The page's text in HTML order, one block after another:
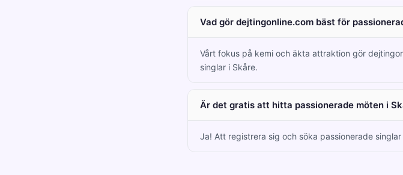
Vad gör dejtingonline.com bäst för
Vårt fokus på kemi och äkta attraktion gör
singlar i Skåre.
Är det gratis att hitta passionerade möten i
Ja! Att registrera sig och söka passionerade